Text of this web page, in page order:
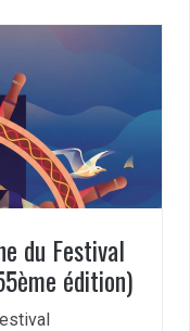
du Festival
édition)